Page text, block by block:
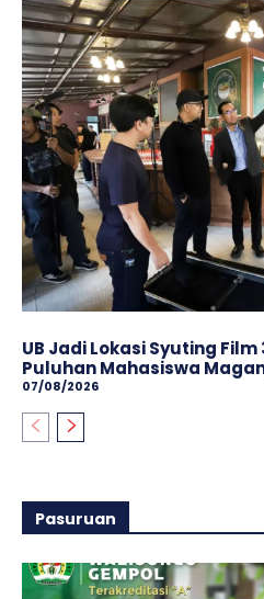
UB Jadi Lokasi Syuting Film
Puluhan Mahasiswa
07/08/2026
Pasuruan